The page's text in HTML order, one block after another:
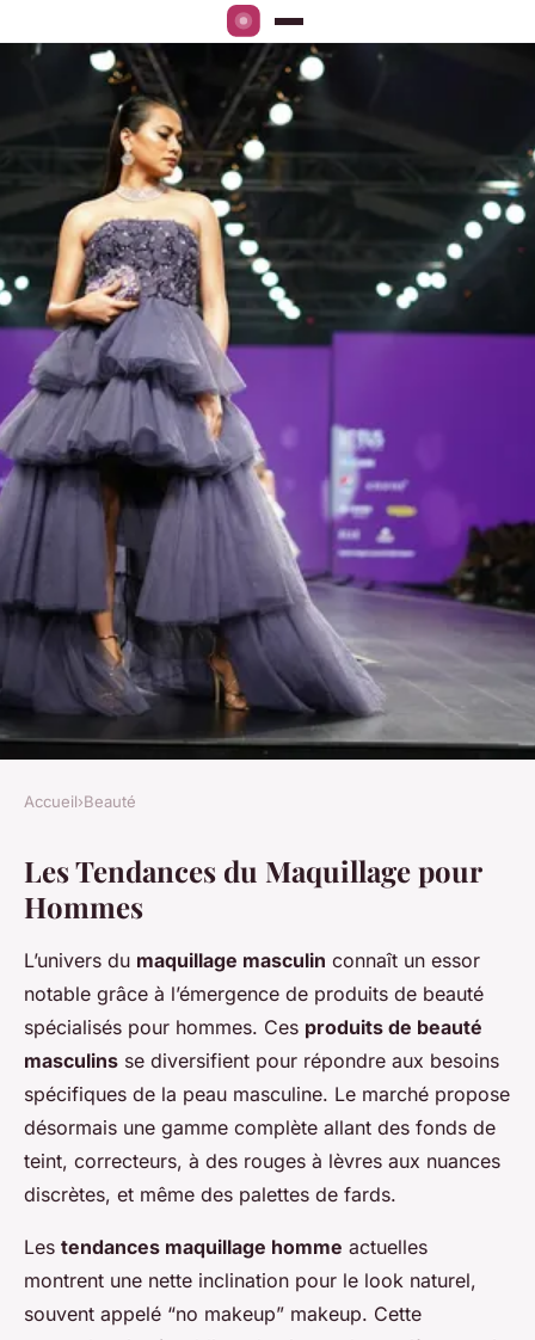
Maquillage pour hommes :
Breaking the Stereotype
Margot• 20 décembre 2024•5 min de lecture
Accueil›Beauté
Les Tendances du Maquillage pour
Hommes
L’univers du maquillage masculin connaît un essor
notable grâce à l’émergence de produits de beauté
spécialisés pour hommes. Ces produits de beauté
masculins se diversifient pour répondre aux besoins
spécifiques de la peau masculine. Le marché propose
désormais une gamme complète allant des fonds de
teint, correcteurs, à des rouges à lèvres aux nuances
discrètes, et même des palettes de fards.
Les tendances maquillage homme actuelles
montrent une nette inclination pour le look naturel,
souvent appelé “no makeup” makeup. Cette